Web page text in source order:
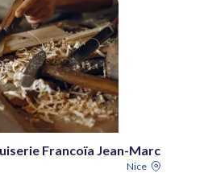
Francoïa Jean-Marc
Nice